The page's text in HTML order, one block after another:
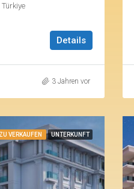
Details
3 Jahren vor
ZU VERKAUFEN UNTERKUNFT